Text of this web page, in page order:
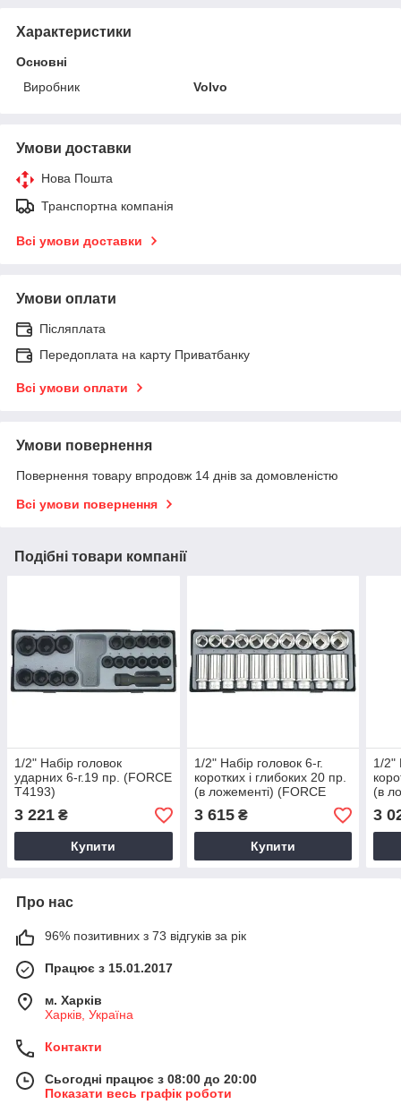
Характеристики
Основні
Виробник
Volvo
Умови доставки
Нова Пошта
Транспортна компанія
Всі умови доставки
Умови оплати
Післяплата
Передоплата на карту Приватбанку
Всі умови оплати
Умови повернення
Повернення товару впродовж 14 днів за домовленістю
Всі умови повернення
Подібні товари компанії
1/2" Набір головок
ударних 6-г.19 пр. (FORCE
T4193)
3 221 ₴
Купити
1/2" Набір головок 6-г.
коротких і глибоких 20 пр.
(в ложементі) (FORCE
T4203)
3 615₴
Купити
1/2"
(в
3
Про нас
96% позитивних з 73 відгуків за рік
Працює з 15.01.2017
м. Харків
Харків, Україна
Контакти
Сьогодні працює з 08:00 до 20:00
Показати весь графік роботи